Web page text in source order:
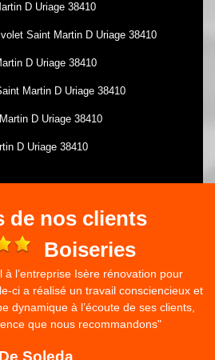
D Uriage 38410
Saint Martin D Uriage 38410
D Uriage 38410
Martin D Uriage 38410
D Uriage 38410
D Uriage 38410
de nos clients
Boiseries
à l’entreprise Isère rénovation pour
ci a réalisé un travail consciencieux et
dynamique à l’écoute de ses clients,
que nous recommandons"
De Soleda